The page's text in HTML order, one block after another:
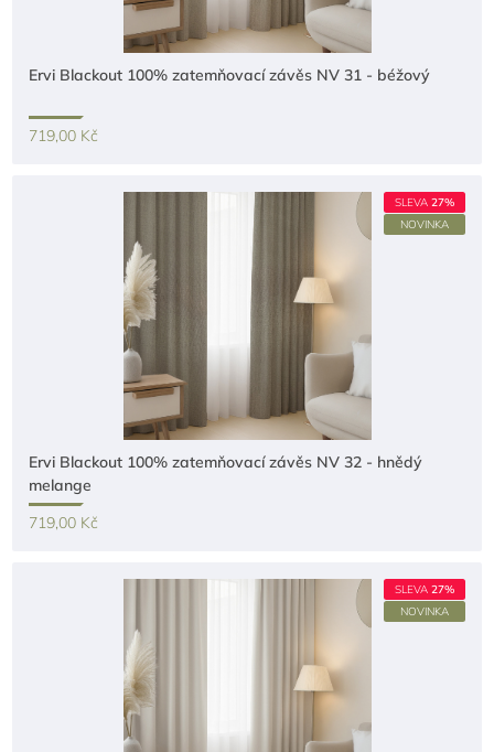
Ervi Blackout 100% zatemňovací závěs NV 31 - béžový
719,00 Kč
SLEVA 27%
NOVINKA
Ervi Blackout 100% zatemňovací závěs NV 32 - hnědý
melange
719,00 Kč
SLEVA 27%
NOVINKA